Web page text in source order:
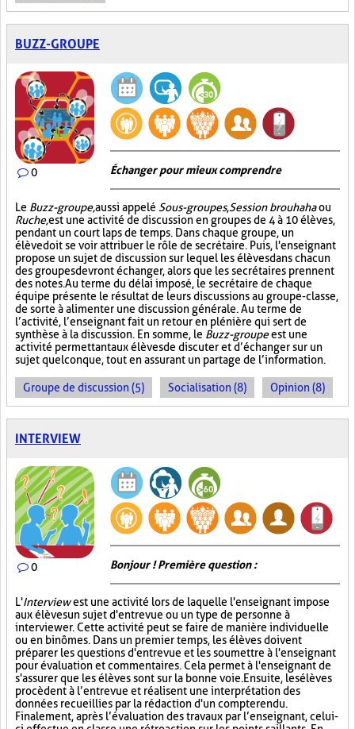
BUZZ-GROUPE
0 Échanger pour mieux comprendre
Le Buzz-groupe,aussi appelé Sous-groupes,Session brouhahaou
Ruche,est une activité de discussion en groupes de 4 à 10 élèves,
pendant un court laps de temps. Dans chaque groupe, un
élève doit se voir attribuer le rôle de secrétaire. Puis, l'enseignant
propose un sujet de discussion sur lequel les élèves dans chacun
des groupes devront échanger, alors que les secrétaires prennent
des notes. Au terme du délai imposé, le secrétaire de chaque
équipe présente le résultat de leurs discussions au groupe-classe,
de sorte à alimenter une discussion générale. Au terme de
l’activité, l’enseignant fait un retour en plénière qui sert de
synthèse à la discussion. En somme, le Buzz-groupeest une
activité permettant aux élèves de discuter et d’échanger sur un
sujet quelconque, tout en assurant un partage de l’information.
Groupe de discussion (5) Socialisation (8) Opinion (8)
INTERVIEW
0 Bonjour ! Première question :
L'Interviewest une activité lors de laquelle l'enseignant impose
aux élèves un sujet d'entrevue ou un type de personne à
interviewer. Cette activité peut se faire de manière individuelle
ou en binômes. Dans un premier temps, les élèves doivent
préparer les questions d'entrevue et les soumettre à l'enseignant
pour évaluation et commentaires. Cela permet à l'enseignant de
s'assurer que les élèves sont sur la bonne voie. Ensuite, les élèves
procèdent à l’entrevue et réalisent une interprétation des
données recueillies par la rédaction d'un compte rendu.
Finalement, après l’évaluation des travaux par l’enseignant, celui-